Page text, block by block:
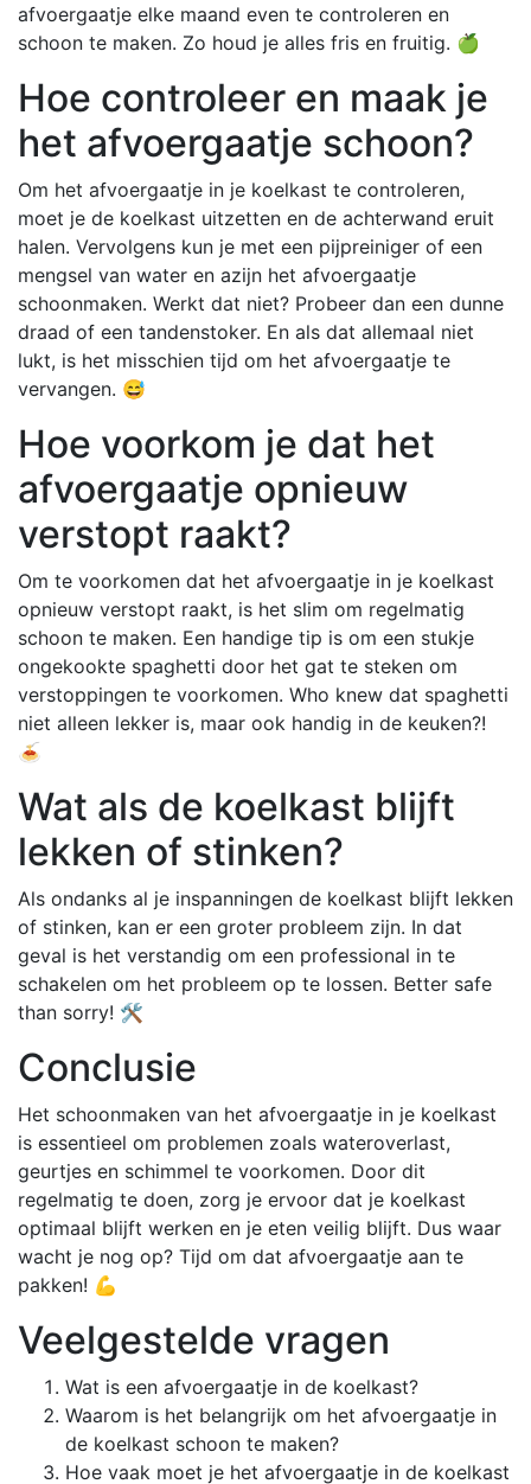
afvoergaatje elke maand even te controleren en
schoon te maken. Zo houd je alles fris en fruitig. 🍏
Hoe controleer en maak je
het afvoergaatje schoon?
Om het afvoergaatje in je koelkast te controleren,
moet je de koelkast uitzetten en de achterwand eruit
halen. Vervolgens kun je met een pijpreiniger of een
mengsel van water en azijn het afvoergaatje
schoonmaken. Werkt dat niet? Probeer dan een dunne
draad of een tandenstoker. En als dat allemaal niet
lukt, is het misschien tijd om het afvoergaatje te
vervangen. 😅
Hoe voorkom je dat het
afvoergaatje opnieuw
verstopt raakt?
Om te voorkomen dat het afvoergaatje in je koelkast
opnieuw verstopt raakt, is het slim om regelmatig
schoon te maken. Een handige tip is om een stukje
ongekookte spaghetti door het gat te steken om
verstoppingen te voorkomen. Who knew dat spaghetti
niet alleen lekker is, maar ook handig in de keuken?!
🍝
Wat als de koelkast blijft
lekken of stinken?
Als ondanks al je inspanningen de koelkast blijft lekken
of stinken, kan er een groter probleem zijn. In dat
geval is het verstandig om een professional in te
schakelen om het probleem op te lossen. Better safe
than sorry! 🛠️
Conclusie
Het schoonmaken van het afvoergaatje in je koelkast
is essentieel om problemen zoals wateroverlast,
geurtjes en schimmel te voorkomen. Door dit
regelmatig te doen, zorg je ervoor dat je koelkast
optimaal blijft werken en je eten veilig blijft. Dus waar
wacht je nog op? Tijd om dat afvoergaatje aan te
pakken! 💪
Veelgestelde vragen
Wat is een afvoergaatje in de koelkast?
Waarom is het belangrijk om het afvoergaatje in
de koelkast schoon te maken?
Hoe vaak moet je het afvoergaatje in de koelkast